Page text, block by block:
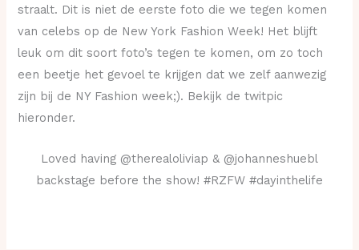
straalt. Dit is niet de eerste foto die we tegen komen
van celebs op de New York Fashion Week! Het blijft
leuk om dit soort foto’s tegen te komen, om zo toch
een beetje het gevoel te krijgen dat we zelf aanwezig
zijn bij de NY Fashion week;). Bekijk de twitpic
hieronder.
Loved having @therealoliviap & @johanneshuebl
backstage before the show! #RZFW #dayinthelife